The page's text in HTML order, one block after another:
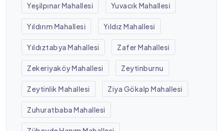
Yeşilpınar Mahallesi Yuvacık Mahallesi
Yıldırım Mahallesi Yıldız Mahallesi
Yıldıztabya Mahallesi Zafer Mahallesi
Zekeriyaköy Mahallesi Zeytinburnu
Zeytinlik Mahallesi Ziya Gökalp Mahallesi
Zuhuratbaba Mahallesi